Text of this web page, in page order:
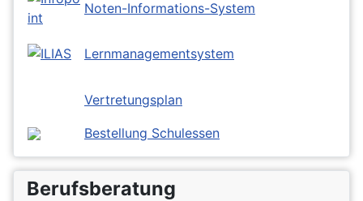
Noten-Informations-System
Lernmanagementsystem
Vertretungsplan
Bestellung Schulessen
Berufsberatung